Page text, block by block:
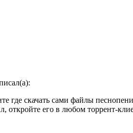
где скачать сами файлы
откройте его в любом торрент-